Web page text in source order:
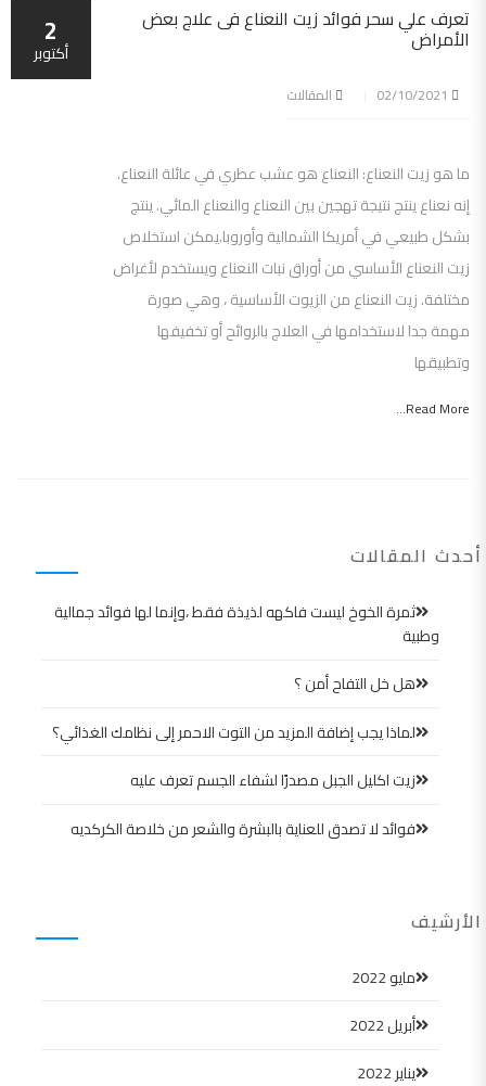
تعرف علي سحر فوائد زيت النعناع فى علاج بعض
الأمراض
المقالات
ما هو زيت النعناع: النعناع هو عشب عطري في عائلة النعناع.
إنه نعناع ينتج نتيجة تهجين بين النعناع والنعناع المائي. ينتج
بشكل طبيعي في أمريكا الشمالية وأوروبا.يمكن استخلاص
زيت النعناع الأساسي من أوراق نبات النعناع ويستخدم لأغراض
مختلفة. زيت النعناع من الزيوت الأساسية ، وهي صورة
مهمة جدا لاستخدامها في العلاج بالروائح أو تخفيفها
وتطبيقها
Read More...
2
أكتوبر
أحدث المقالات
ثمرة الخوخ ليست فاكهه لذيذة فقط ،وإنما لها فوائد جمالية
وطبية
هل خل التفاح أمن ؟
لماذا يجب إضافة المزيد من التوت الاحمر إلى نظامك الغذائي؟
زيت اكليل الجبل مصدرًا لشفاء الجسم تعرف عليه
فوائد لا تصدق للعناية بالبشرة والشعر من خلاصة الكركديه
الأرشيف
مايو 2022
أبريل 2022
يناير 2022